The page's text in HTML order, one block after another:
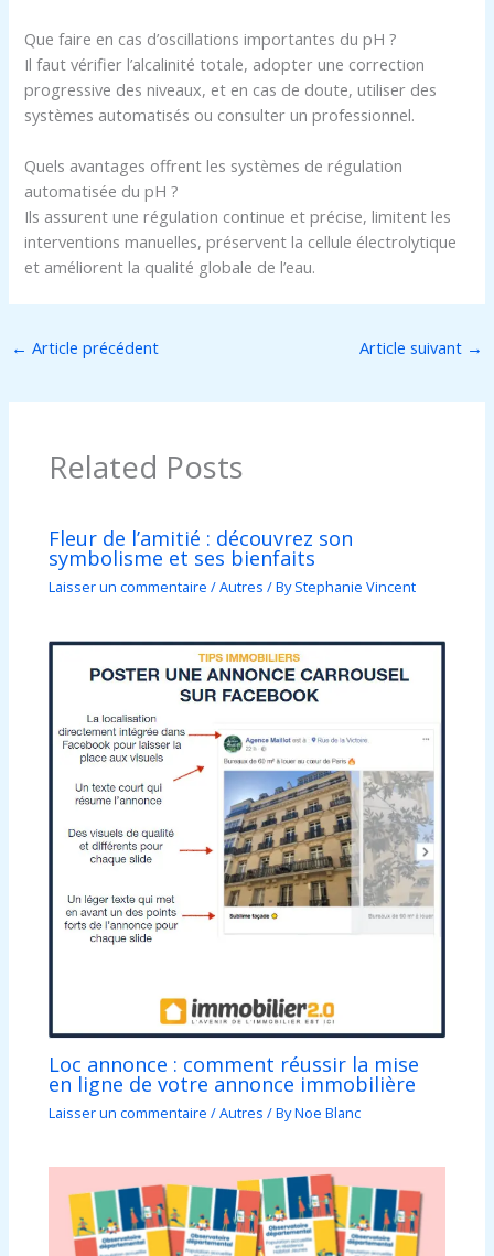
Que faire en cas d’oscillations importantes du pH ?
Il faut vérifier l’alcalinité totale, adopter une correction
progressive des niveaux, et en cas de doute, utiliser des
systèmes automatisés ou consulter un professionnel.
Quels avantages offrent les systèmes de régulation
automatisée du pH ?
Ils assurent une régulation continue et précise, limitent les
interventions manuelles, préservent la cellule électrolytique
et améliorent la qualité globale de l’eau.
← Article précédent Article suivant →
Related Posts
Fleur de l’amitié : découvrez son
symbolisme et ses bienfaits
Laisser un commentaire /Autres / ByStephanie Vincent
Loc annonce : comment réussir la mise
en ligne de votre annonce immobilière
Laisser un commentaire /Autres / ByNoe Blanc